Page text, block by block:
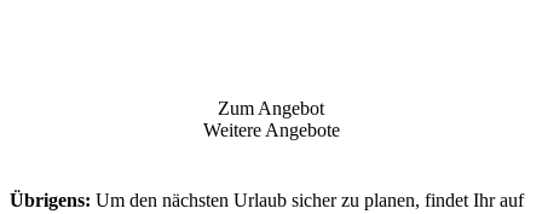
Zum Angebot
Weitere Angebote
Übrigens: Um den nächsten Urlaub sicher zu planen, findet Ihr auf